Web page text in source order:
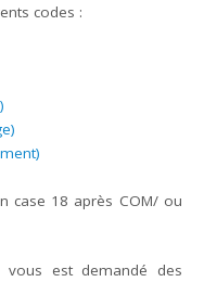
codes :
case 18 après COM/ ou
est demandé des